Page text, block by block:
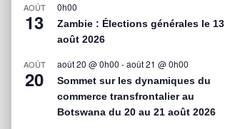
AOÛT
13
0h00
Zambie : Élections générales le 13
août 2026
AOÛT
20
août 20 @ 0h00 -août 21 @ 0h00
Sommet sur les dynamiques du
commerce transfrontalier au
Botswana du 20 au 21 août 2026